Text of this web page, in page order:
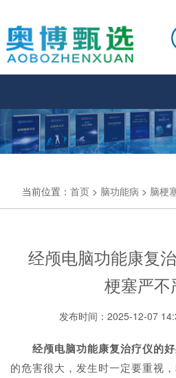
当前位置： 首页 > 脑功能病 > 脑梗
经颅电脑功能康复
梗塞严不
发布时间：2025-12-07
经颅电脑功能康复治疗仪的
的危害很大，发生时一定要重视